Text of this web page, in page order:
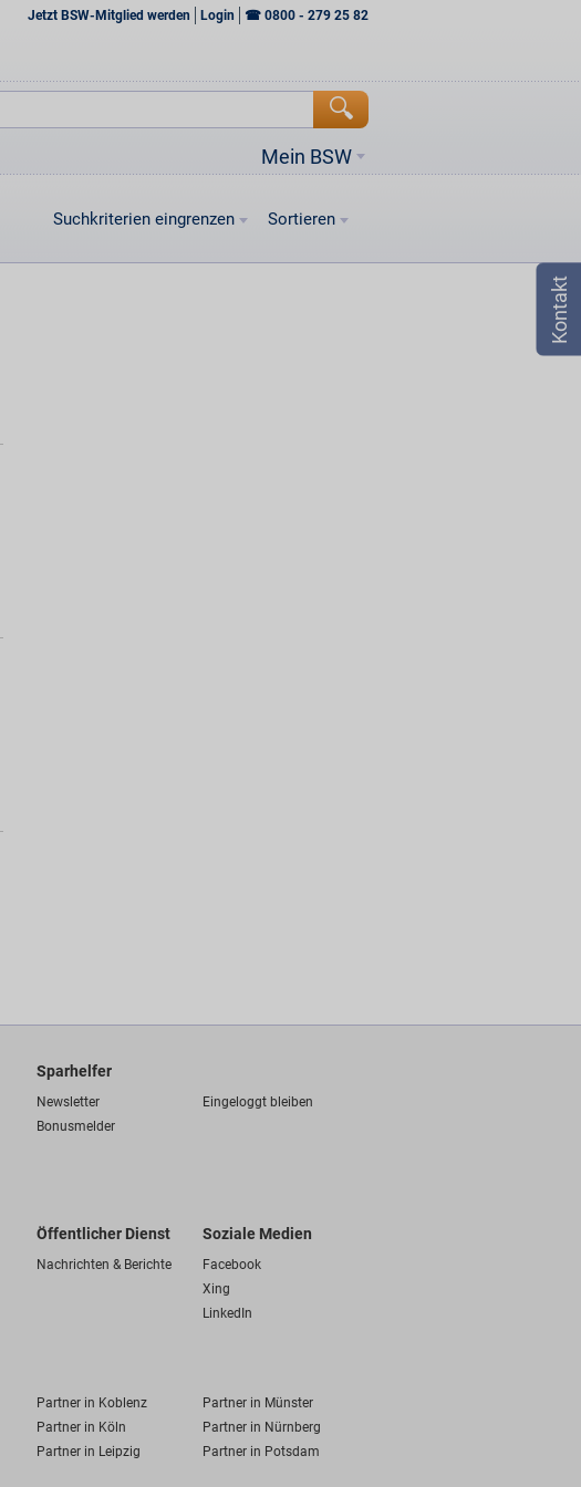
Jetzt BSW-Mitglied werden Login ☎ 0800 - 279 25 82
Mein BSW
Suchkriterien eingrenzen Sortieren
Sparhelfer
Newsletter
Eingeloggt bleiben
Bonusmelder
Öffentlicher Dienst
Nachrichten & Berichte
Soziale Medien
Facebook
Xing
LinkedIn
Partner in Koblenz
Partner in Münster
Partner in Köln
Partner in Nürnberg
Partner in Leipzig Partner in Potsdam